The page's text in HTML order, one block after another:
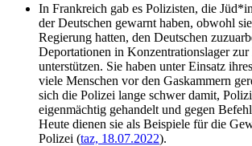
In Frankreich gab es Polizisten, die
der Deutschen gewarnt haben, obwohl
Regierung hatten, den Deutschen
Deportationen in Konzentrationslager
unterstützen. Sie haben unter Einsatz
viele Menschen vor den Gaskammern
sich die Polizei lange schwer damit,
eigenmächtig gehandelt und gegen
Heute dienen sie als Beispiele für die
Polizei (taz, 18.07.2022).